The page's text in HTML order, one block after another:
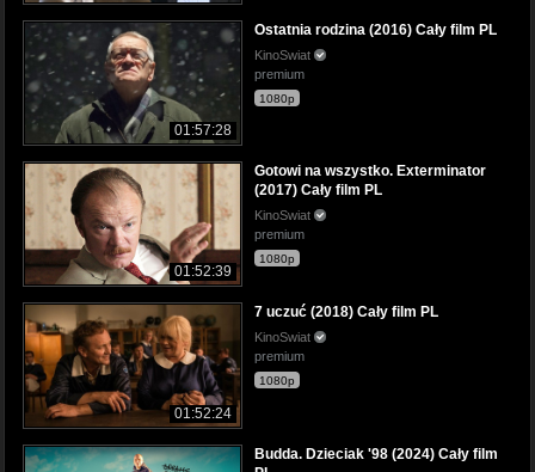
01:57:28
Ostatnia rodzina (2016) Cały film PL
KinoSwiat
premium
1080p
01:52:39
Gotowi na wszystko. Exterminator
(2017) Cały film PL
KinoSwiat
premium
1080p
01:52:24
7 uczuć (2018) Cały film PL
KinoSwiat
premium
1080p
Budda. Dzieciak '98 (2024) Cały film